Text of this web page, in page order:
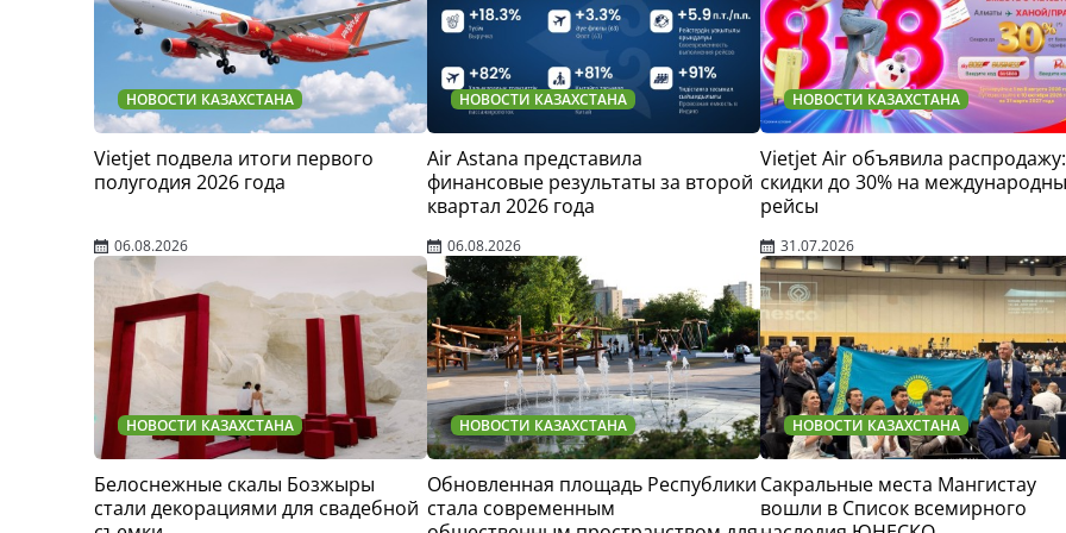
НОВОСТИ КАЗАХСТАНА
Vietjet подвела итоги первого
полугодия 2026 года
06.08.2026
НОВОСТИ КАЗАХСТАНА
Air Astana представила
финансовые результаты за второй
квартал 2026 года
06.08.2026
НОВОСТИ КАЗАХСТАНА
Vietjet Air объявила распродажу:
скидки до 30% на
рейсы
31.07.2026
НОВОСТИ КАЗАХСТАНА
Белоснежные скалы Бозжыры
стали декорациями для свадебной
НОВОСТИ КАЗАХСТАНА
Обновленная площадь Республики
стала современным
НОВОСТИ КАЗАХСТАНА
Сакральные места Мангистау
вошли в Список всемирного